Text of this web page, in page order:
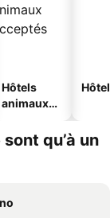
Hôtels
animaux
qu’à un